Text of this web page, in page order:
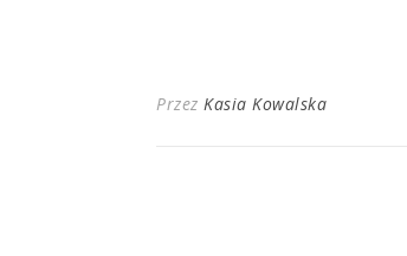
Przez Kasia Kowalska